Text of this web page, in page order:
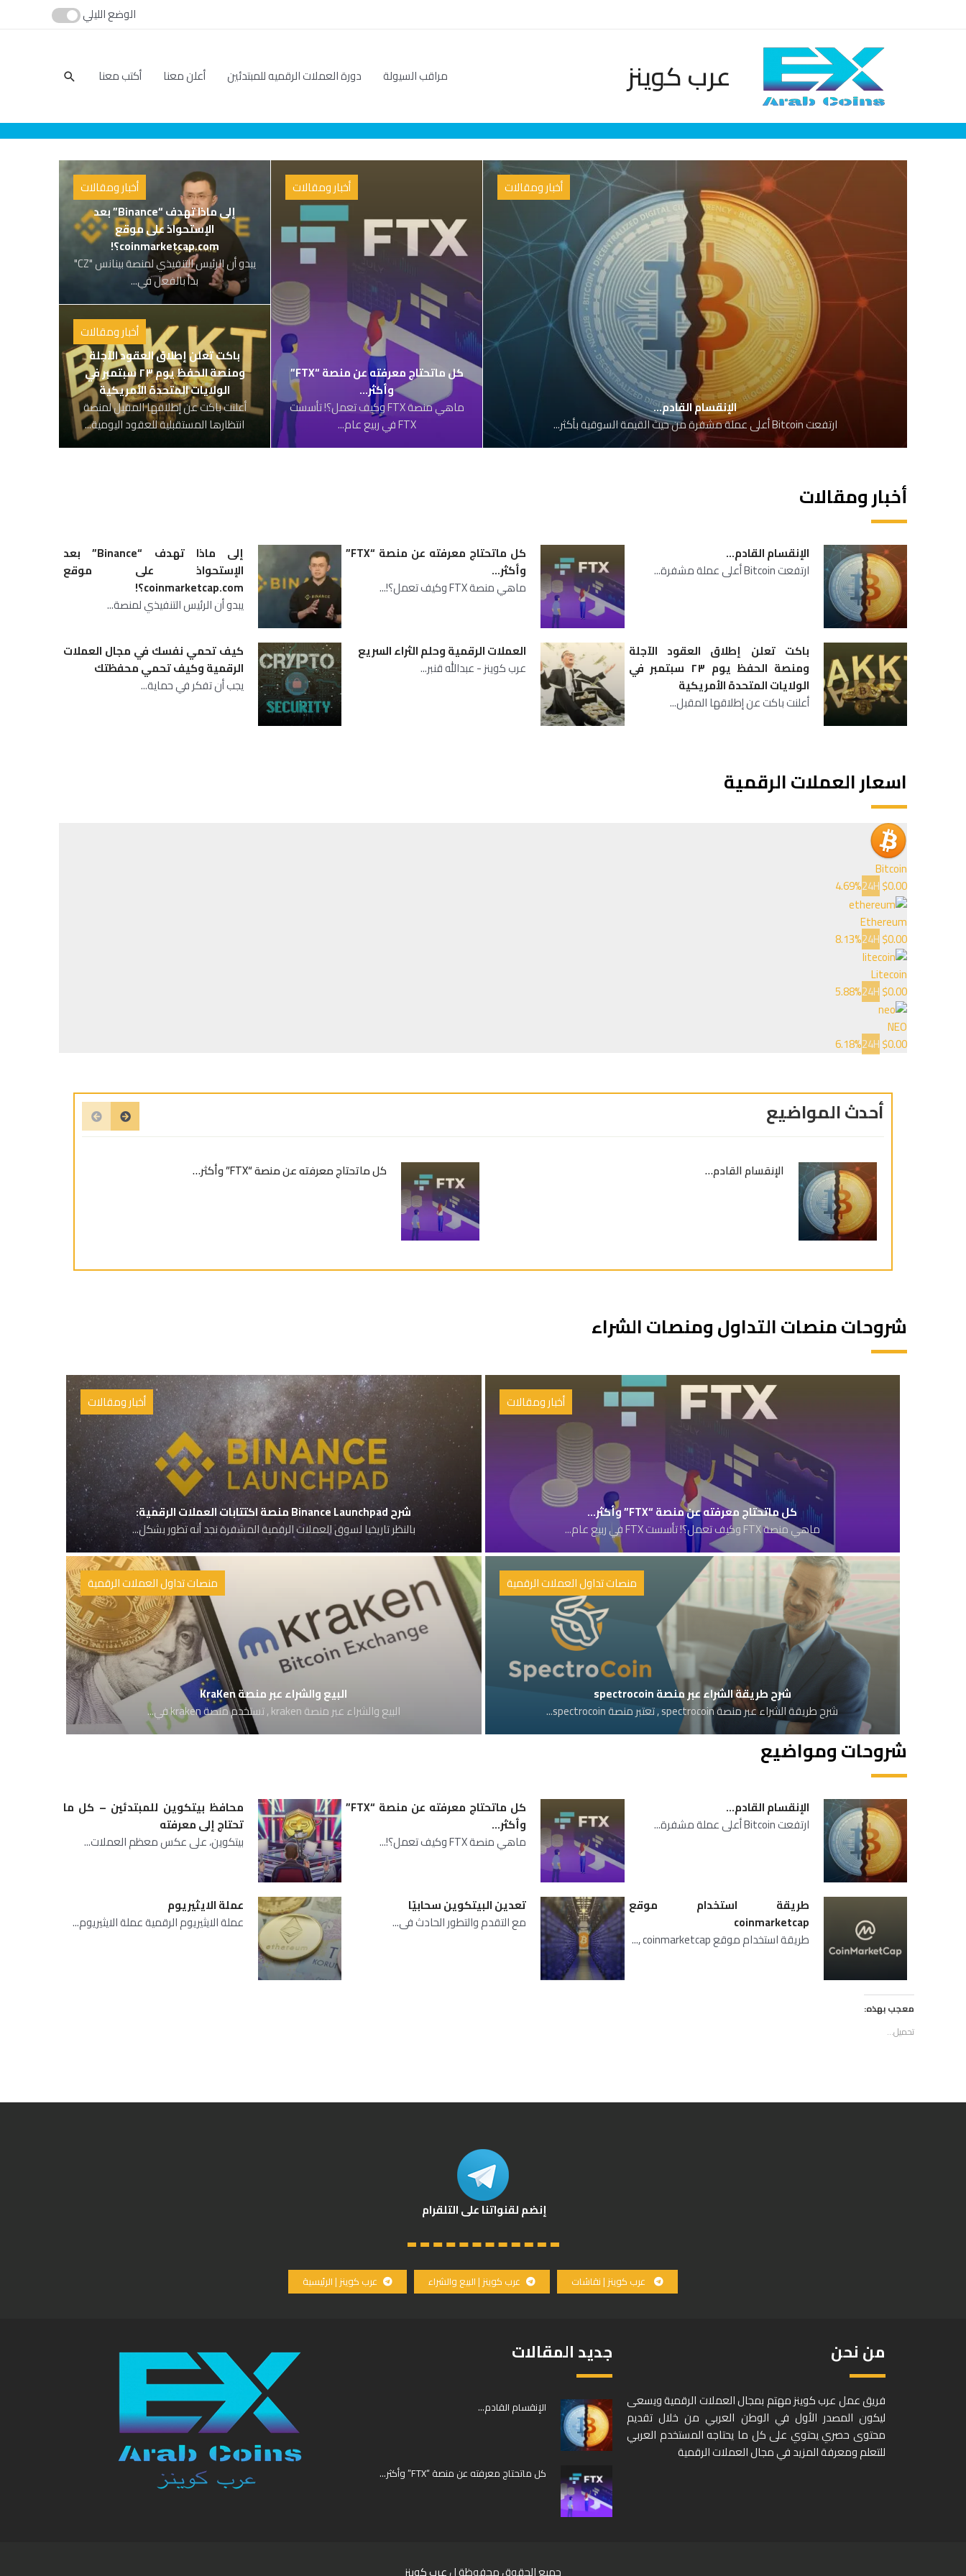
الوضع الليلي
عرب كوينز مراقب السيولة دورة العملات الرقميه للمبتدئين أعلن معنا أكتب معنا بحث
أخبار ومقالات
الإنقسام القادم…
ارتفعت Bitcoin أعلى عملة مشفرة من حيث القيمة السوقية بأكثر...
أخبار ومقالات
كل ماتحتاج معرفته عن منصة “FTX”
وأكثر…
ماهي منصة FTX وكيف تعمل؟! تأسست
FTX في ربيع عام...
أخبار ومقالات
إلى ماذا تهدف “Binance” بعد
الإستحواذ على موقع
coinmarketcap.com؟!
يبدو أن الرئيس التنفيذي لمنصة بينانس "CZ"
بدأ بالفعل في...
أخبار ومقالات
باكت تعلن إطلاق العقود الآجلة
ومنصة الحفظ يوم ٢٣ سبتمبر في
الولايات المتحدة الأمريكية
أعلنت باكت عن إطلاقها المقبل لمنصة
انتظارها المستقبلية للعقود اليومية...
أخبار ومقالات
الإنقسام القادم…
ارتفعت Bitcoin أعلى عملة مشفرة...
كل ماتحتاج معرفته عن منصة “FTX”
وأكثر…
ماهي منصة FTX وكيف تعمل؟!...
إلى ماذا تهدف “Binance” بعد
الإستحواذ على موقع
coinmarketcap.com؟!
يبدو أن الرئيس التنفيذي لمنصة...
باكت تعلن إطلاق العقود الآجلة
ومنصة الحفظ يوم ٢٣ سبتمبر في
الولايات المتحدة الأمريكية
أعلنت باكت عن إطلاقها المقبل...
العملات الرقمية وحلم الثراء السريع
عرب كوينز - عبدالله قنبر...
كيف تحمي نفسك في مجال العملات
الرقمية وكيف تحمي محفظتك
يجب أن تفكر في حماية...
اسعار العملات الرقمية
Bitcoin
$0.00
4.69%24H
Ethereum
$0.00
8.13%24H
Litecoin
$0.00
5.88%24H
NEO
$0.00
6.18%24H
أحدث المواضيع
الإنقسام القادم… كل ماتحتاج معرفته عن منصة “FTX” وأكثر…
شروحات منصات التداول ومنصات الشراء
أخبار ومقالات
كل ماتحتاج معرفته عن منصة “FTX” وأكثر…
ماهي منصة FTX وكيف تعمل؟! تأسست FTX في ربيع عام...
أخبار ومقالات
شرح Binance Launchpad منصة اكتتابات العملات الرقمية:
بالنظر تاريخيا لسوق العملات الرقمية المشفرة نجد أنه تطور بشكل...
منصات تداول العملات الرقمية
شرح طريقة الشراء عبر منصة spectrocoin
شرح طريقة الشراء عبر منصة spectrocoin , تعتبر منصة spectrocoin...
منصات تداول العملات الرقمية
البيع والشراء عبر منصة KraKen
البيع والشراء عبر منصة kraken , تستخدم منصة kraken في...
شروحات ومواضيع
الإنقسام القادم…
ارتفعت Bitcoin أعلى عملة مشفرة...
كل ماتحتاج معرفته عن منصة “FTX”
وأكثر…
ماهي منصة FTX وكيف تعمل؟!...
محافظ بيتكوين للمبتدئين – كل ما
تحتاج إلى معرفته
بيتكوين، على عكس معظم العملات...
طريقة استخدام موقع
coinmarketcap
طريقة استخدام موقع coinmarketcap ,...
تعدين البيتكوين سحابيًا
مع التقدم والتطور الحادث فى...
عملة الايثيريوم
عملة الايثيريوم الرقمية عملة الايثيريوم...
معجب بهذه:
تحميل...
إنضم لقنواتنا على التلقرام
عرب كوينز | نقاشات عرب كوينز | البيع والشراء عرب كوينز | الرئيسية
من نحن
فريق عمل عرب كوينز مهتم بمجال العملات الرقمية ويسعى
ليكون المصدر الأول في الوطن العربي من خلال تقديم
محتوى حصري يحتوي على كل ما يحتاجه المستخدم العربي
للتعلم ومعرفة المزيد في مجال العملات الرقمية
جديد المقالات
الإنقسام القادم…
كل ماتحتاج معرفته عن منصة “FTX” وأكثر…